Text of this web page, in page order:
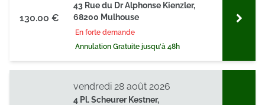
130.00 €
43 Rue du Dr Alphonse Kienzler,
68200 Mulhouse
En forte demande
Annulation Gratuite jusqu'à 48h
4 Pl. Scheurer Kestner,
vendredi 28 août 2026